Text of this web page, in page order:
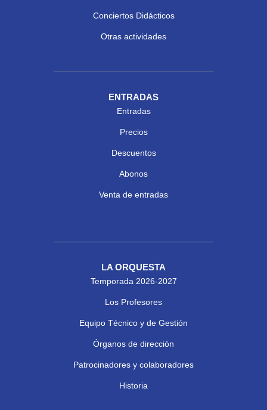
Conciertos Didácticos
Otras actividades
ENTRADAS
Entradas
Precios
Descuentos
Abonos
Venta de entradas
LA ORQUESTA
Temporada 2026-2027
Los Profesores
Equipo Técnico y de Gestión
Órganos de dirección
Patrocinadores y colaboradores
Historia